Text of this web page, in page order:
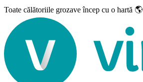
Toate călătoriile grozaveîncep cu o hartă 🌎